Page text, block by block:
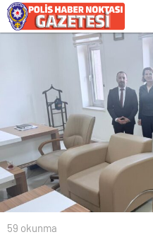
Karacık’a Ziyaret
59 okunma